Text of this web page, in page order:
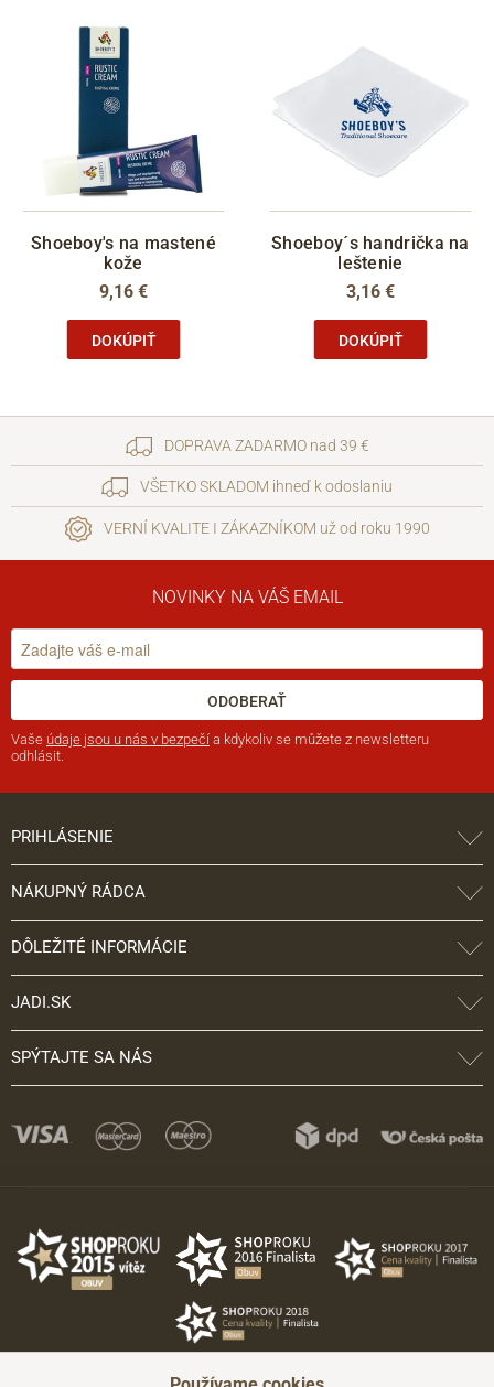
Shoeboy's na mastené
kože
9,16 €
DOKÚPIŤ
Shoeboy´s handrička na
leštenie
3,16 €
DOKÚPIŤ
DOPRAVA ZADARMO nad 39 €
VŠETKO SKLADOM ihneď k odoslaniu
VERNÍ KVALITE I ZÁKAZNÍKOM už od roku 1990
NOVINKY NA VÁŠ EMAIL
ODOBERAŤ
Vaše údaje jsou u nás v bezpečí a kdykoliv se můžete z newsletteru
odhlásit.
PRIHLÁSENIE
NÁKUPNÝ RÁDCA
DÔLEŽITÉ INFORMÁCIE
JADI.SK
SPÝTAJTE SA NÁS